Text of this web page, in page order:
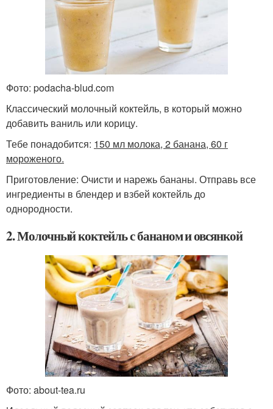
Фото: podacha-blud.com
Классический молочный коктейль, в который можно
добавить ваниль или корицу.
Тебе понадобится: 150 мл молока, 2 банана, 60 г
мороженого.
Приготовление: Очисти и нарежь бананы. Отправь все
ингредиенты в блендер и взбей коктейль до
однородности.
2. Молочный коктейль с бананом и овсянкой
Фото: about-tea.ru